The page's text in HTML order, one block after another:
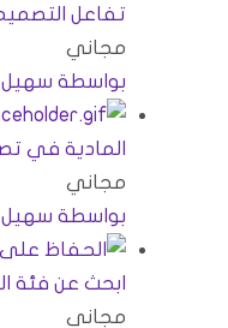
تفاعل
مجاني
بواسطة سهيل
المادية في
مجاني
بواسطة سهيل
ابحث عن فئة
مجاني